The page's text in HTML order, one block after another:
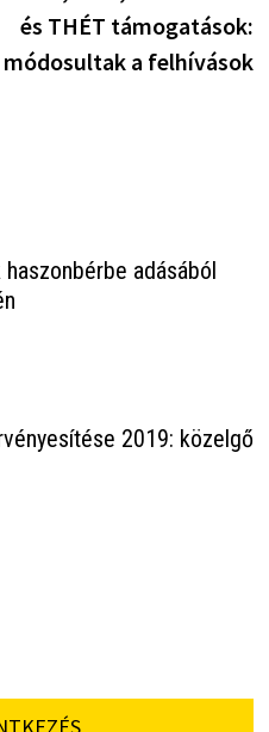
és THÉT támogatások:
módosultak a felhívások
adásából
2019: közelgő